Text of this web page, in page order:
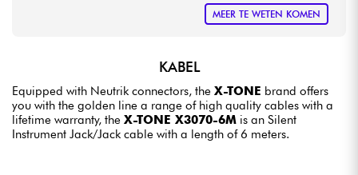
MEER TE WETEN KOMEN
KABEL
Equipped with Neutrik connectors, the X-TONE brand offers
you with the golden line a range of high quality cables with a
lifetime warranty, the X-TONE X3070-6M is an Silent
Instrument Jack/Jack cable with a length of 6 meters.